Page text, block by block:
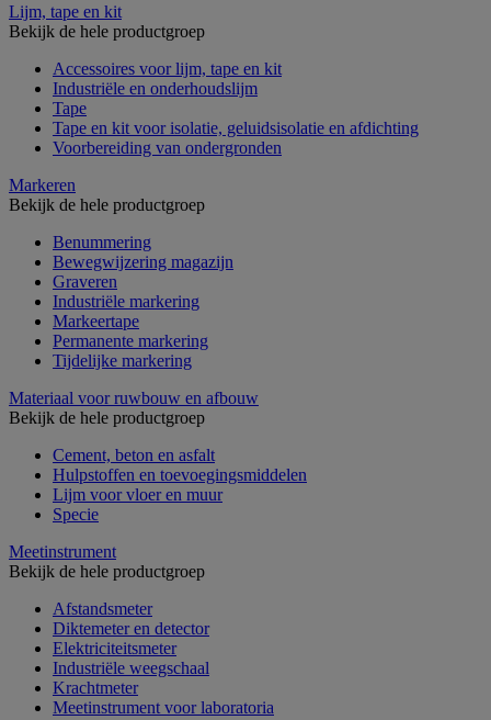
Lijm, tape en kit
Bekijk de hele productgroep
Accessoires voor lijm, tape en kit
Industriële en onderhoudslijm
Tape
Tape en kit voor isolatie, geluidsisolatie en afdichting
Voorbereiding van ondergronden
Markeren
Bekijk de hele productgroep
Benummering
Bewegwijzering magazijn
Graveren
Industriële markering
Markeertape
Permanente markering
Tijdelijke markering
Materiaal voor ruwbouw en afbouw
Bekijk de hele productgroep
Cement, beton en asfalt
Hulpstoffen en toevoegingsmiddelen
Lijm voor vloer en muur
Specie
Meetinstrument
Bekijk de hele productgroep
Afstandsmeter
Diktemeter en detector
Elektriciteitsmeter
Industriële weegschaal
Krachtmeter
Meetinstrument voor laboratoria